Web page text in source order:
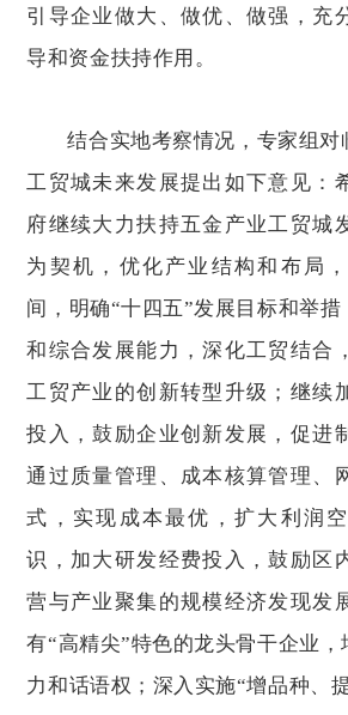
引导企业做大、做优、做强，充
导和资金扶持作用。
结合实地考察情况，专家组对
工贸城未来发展提出如下意见：
府继续大力扶持五金产业工贸城
为契机，优化产业结构和布局
间，明确“十四五”发展目标和举
和综合发展能力，深化工贸结合
工贸产业的创新转型升级；继续
投入，鼓励企业创新发展，促进
通过质量管理、成本核算管理、
式，实现成本最优，扩大利润
识，加大研发经费投入，鼓励区
营与产业聚集的规模经济发现发
有“高精尖”特色的龙头骨干企业
力和话语权；深入实施“增品种、